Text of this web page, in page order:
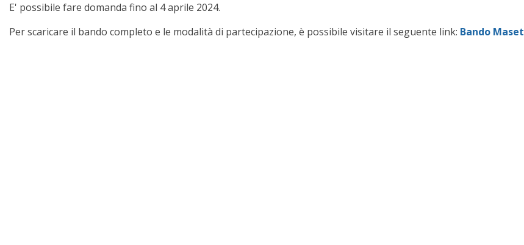
E' possibile fare domanda fino al 4 aprile 2024.
Per scaricare il bando completo e le modalità di partecipazione, è possibile visitare il seguente link: Bando